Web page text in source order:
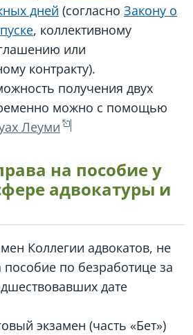
дней (согласно Закону о
, коллективному
или
контракту).
получения двух
можно с помощью
Леуми
на пособие у
адвокатуры и
Коллегии адвокатов, не
по безработице за
дате
экзамен (часть «Бет»)